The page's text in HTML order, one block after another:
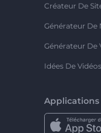
Créateur De
Générateur De
Générateur De
Idées De